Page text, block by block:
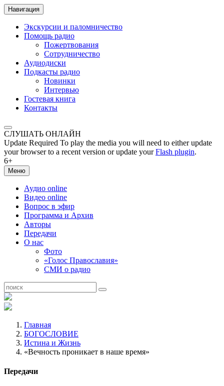
Навигация
Экскурсии и паломничество
Помощь радио
Пожертвования
Сотрудничество
Аудиодиски
Подкасты радио
Новинки
Интервью
Гостевая книга
Контакты
СЛУШАТЬ ОНЛАЙН
Update Required To play the media you will need to either update
your browser to a recent version or update yourFlash plugin.
6+
Меню
Аудио online
Видео online
Вопрос в эфир
Программа и Архив
Авторы
Передачи
О нас
Фото
«Голос Православия»
СМИ о радио
Главная
БОГОСЛОВИЕ
Истина и Жизнь
«Вечность проникает в наше время»
Передачи